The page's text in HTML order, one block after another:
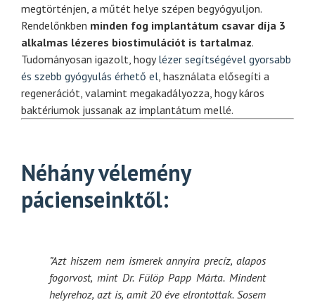
megtörténjen, a műtét helye szépen begyógyuljon.
Rendelőnkben minden fog implantátum csavar díja 3
alkalmas lézeres biostimulációt is tartalmaz.
Tudományosan igazolt, hogylézer segítségével gyorsabb
és szebb gyógyulás érhető el , használata elősegíti a
regenerációt, valamint megakadályozza, hogy káros
baktériumok jussanak az implantátum mellé.
Néhány vélemény
pácienseinktől:
”Azt hiszem nem ismerek annyira precíz, alapos
fogorvost, mint Dr. Fülöp Papp Márta. Mindent
helyrehoz, azt is, amit 20 éve elrontottak. Sosem